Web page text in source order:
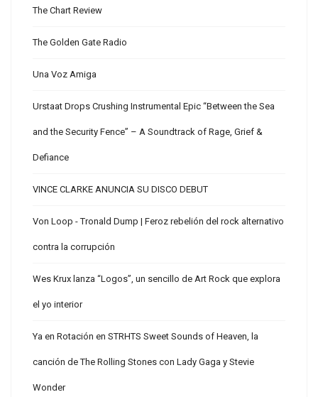
The Chart Review
The Golden Gate Radio
Una Voz Amiga
Urstaat Drops Crushing Instrumental Epic “Between the Sea
and the Security Fence” – A Soundtrack of Rage, Grief &
Defiance
VINCE CLARKE ANUNCIA SU DISCO DEBUT
Von Loop - Tronald Dump | Feroz rebelión del rock alternativo
contra la corrupción
Wes Krux lanza “Logos”, un sencillo de Art Rock que explora
el yo interior
Ya en Rotación en STRHTS Sweet Sounds of Heaven, la
canción de The Rolling Stones con Lady Gaga y Stevie
Wonder